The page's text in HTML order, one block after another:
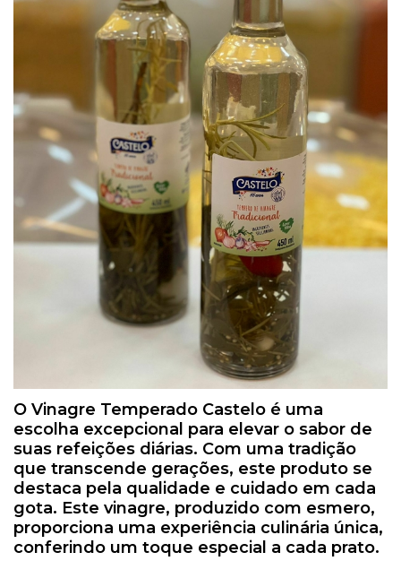
O Vinagre Temperado Castelo é uma
escolha excepcional para elevar o sabor de
suas refeições diárias. Com uma tradição
que transcende gerações, este produto se
destaca pela qualidade e cuidado em cada
gota. Este vinagre, produzido com esmero,
proporciona uma experiência culinária única,
conferindo um toque especial a cada prato.